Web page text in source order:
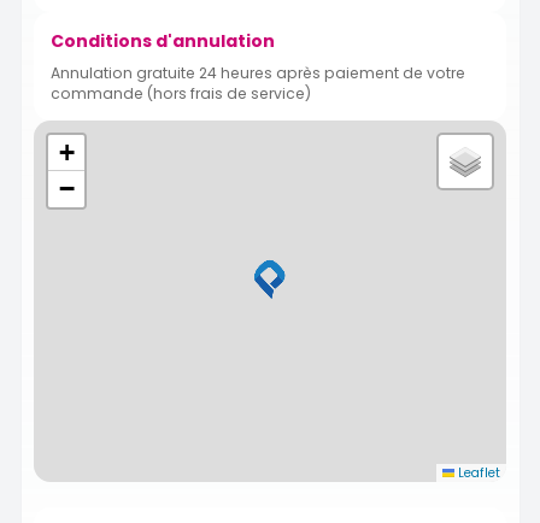
Conditions d'annulation
Annulation gratuite 24 heures après paiement de votre
commande (hors frais de service)
+
−
Leaflet